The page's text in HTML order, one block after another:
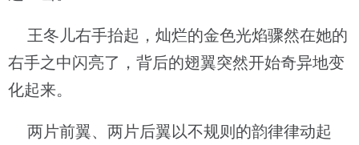
王冬儿右手抬起，灿烂的金色光焰骤然在她的
右手之中闪亮了，背后的翅翼突然开始奇异地变
化起来。
两片前翼、两片后翼以不规则的韵律律动起